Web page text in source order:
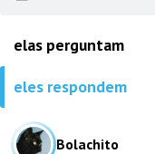
elas perguntam
eles respondem
Bolachito